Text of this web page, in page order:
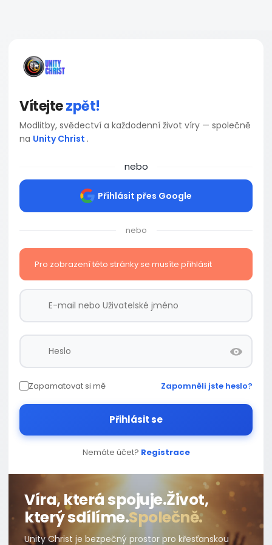
Vítejtezpět!
Modlitby, svědectví a každodenní život víry — společně
na Unity Christ .
nebo
Přihlásit přes Google
nebo
Pro zobrazení této stránky se musíte přihlásit
Zapamatovat si mě Zapomněli jste heslo?
Přihlásit se
Nemáte účet? Registrace
Víra, která spojuje.Život,
který sdílíme.Společně.
Unity Christ je bezpečný prostor pro křesťanskou